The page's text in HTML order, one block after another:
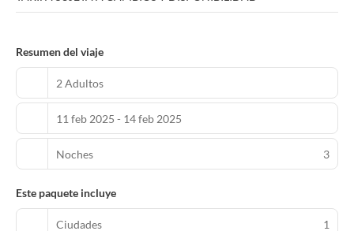
Resumen del viaje
2 Adultos
11 feb 2025 - 14 feb 2025
Noches 3
Este paquete incluye
Ciudades 1